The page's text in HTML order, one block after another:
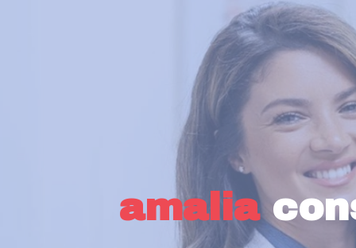
amalia